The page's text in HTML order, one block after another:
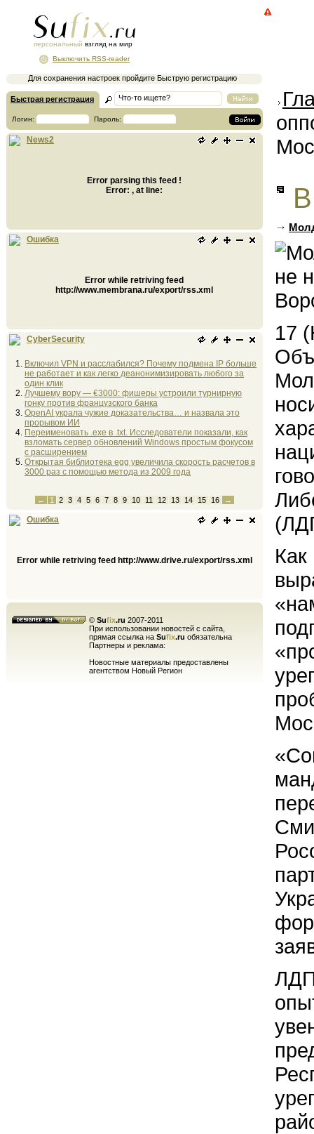
персональный взгляд на мир
Для сохранения настроек пройдите Быструю регистрацию
Выключить RSS-reader
Быстрая регистрация
Логин: Пароль:
News2
Error parsing this feed !
Error: , at line:
Ошибка
Error while retriving feed
http://www.membrana.ru/export/rss.xml
CyberSecurity
Включил VPN и расслабился? Почему подмена IP больше
не работает и как легко деанонимизировать любого за
один клик
Лучшему вору — €3000: фишеры устроили турнирную
гонку против французского банка
OpenAI украла чужие доказательства… и назвала это
прорывом ИИ
Переименовать .exe в .txt. Исследователи показали, как
взломать сервер обновлений Windows простым фокусом
с расширением
Открытая библиотека egg увеличила скорость расчетов в
3000 раз с помощью метода из 2009 года
← 1 2 3 4 5 6 7 8 9 10 11 12 13 14 15 16 →
Ошибка
Error while retriving feed http://www.drive.ru/export/rss.xml
© Sufix.ru 2007-2011
При использовании новостей с сайта,
прямая ссылка на Sufix.ru обязательна
Партнеры и реклама:
Новостные материалы предоставлены
агентством Новый Регион
17